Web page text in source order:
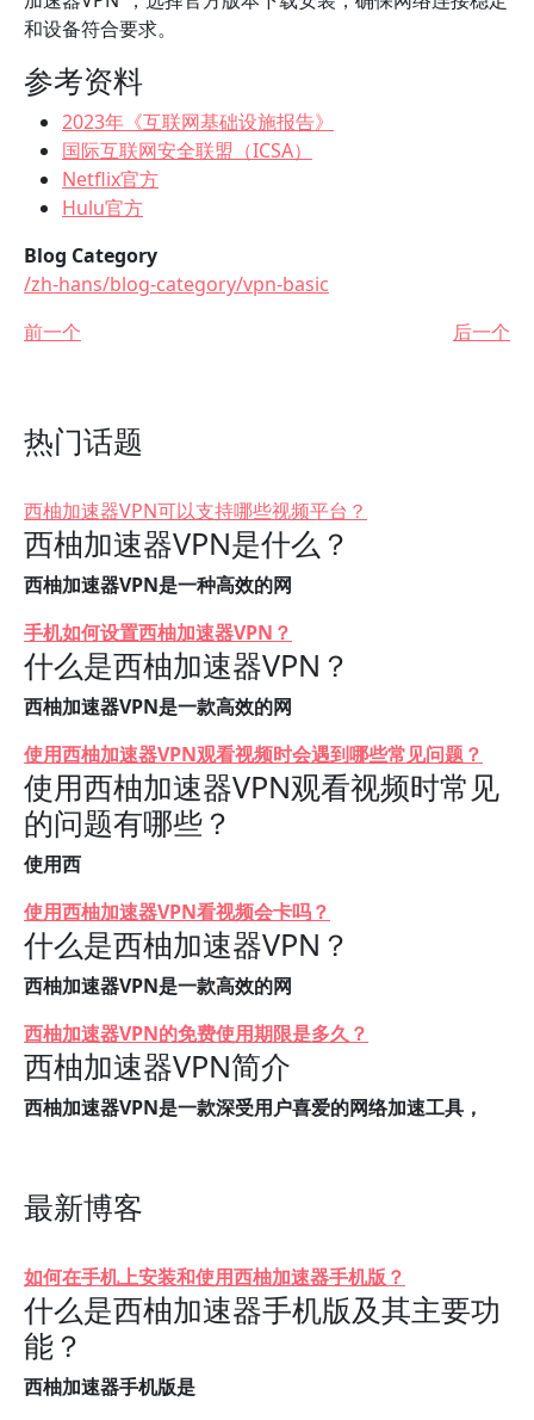
和设备符合要求。
参考资料
2023年《互联网基础设施报告》
国际互联网安全联盟（ICSA）
Netflix官方
Hulu官方
Blog Category
/zh-hans/blog-category/vpn-basic
前一个
后一个
热门话题
西柚加速器VPN可以支持哪些视频平台？
西柚加速器VPN是什么？
西柚加速器VPN是一种高效的网
手机如何设置西柚加速器VPN？
什么是西柚加速器VPN？
西柚加速器VPN是一款高效的网
使用西柚加速器VPN观看视频时会遇到哪些常见问题？
使用西柚加速器VPN观看视频时常见
的问题有哪些？
使用西
使用西柚加速器VPN看视频会卡吗？
什么是西柚加速器VPN？
西柚加速器VPN是一款高效的网
西柚加速器VPN的免费使用期限是多久？
西柚加速器VPN简介
西柚加速器VPN是一款深受用户喜爱的网络加速工具，
最新博客
如何在手机上安装和使用西柚加速器手机版？
什么是西柚加速器手机版及其主要功
能？
西柚加速器手机版是